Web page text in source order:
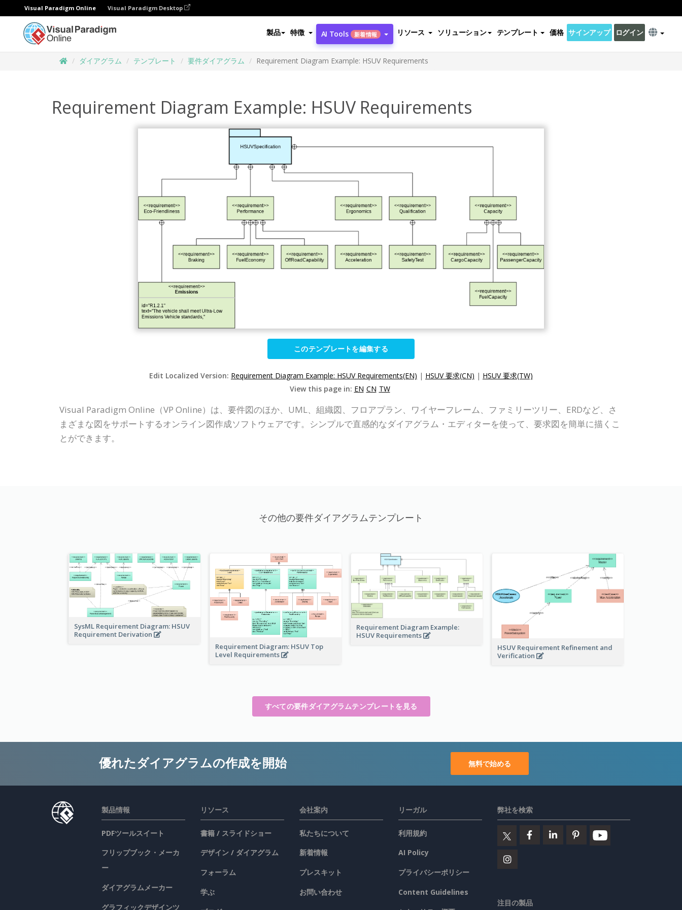
Visual Paradigm Online Visual Paradigm Desktop
製品 特徴 AI Tools 新着情報 リソース ソリューション テンプレート 価格 サインアップ ログイン
ダイアグラム テンプレート 要件ダイアグラム Requirement Diagram Example: HSUV Requirements
Requirement Diagram Example: HSUV Requirements
このテンプレートを編集する
Edit Localized Version: Requirement Diagram Example: HSUV Requirements(EN) | HSUV 要求(CN) | HSUV 要求(TW)
View this page in: EN CN TW
Visual Paradigm Online（VP Online）は、要件図のほか、UML、組織図、フロアプラン、ワイヤーフレーム、ファミリーツリー、ERDなど、さ
まざまな図をサポートするオンライン図作成ソフトウェアです。シンプルで直感的なダイアグラム・エディターを使って、要求図を簡単に描くこ
とができます。
その他の要件ダイアグラムテンプレート
SysML Requirement Diagram: HSUV
Requirement Derivation
Requirement Diagram: HSUV Top
Level Requirements
Requirement Diagram Example:
HSUV Requirements
HSUV Requirement Refinement and
Verification
すべての要件ダイアグラムテンプレートを見る
優れたダイアグラムの作成を開始 無料で始める
製品情報
PDFツールスイート
フリップブック・メーカ
ー
ダイアグラムメーカー
グラフィックデザインツ
リソース
書籍 / スライドショー
デザイン / ダイアグラム
フォーラム
学ぶ
会社案内
私たちについて
新着情報
プレスキット
お問い合わせ
リーガル
利用規約
AI Policy
プライバシーポリシー
Content Guidelines
弊社を検索
注目の製品